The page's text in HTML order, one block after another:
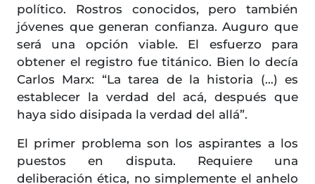
político. Rostros conocidos, pero también
jóvenes que generan confianza. Auguro que
será una opción viable. El esfuerzo para
obtener el registro fue titánico. Bien lo decía
Carlos Marx: “La tarea de la historia (…) es
establecer la verdad del acá, después que
haya sido disipada la verdad del allá”.
El primer problema son los aspirantes a los
puestos en disputa. Requiere una
deliberación ética, no simplemente el anhelo